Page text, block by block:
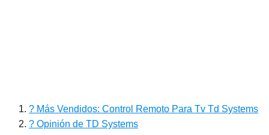
? Más Vendidos: Control Remoto Para Tv Td Systems
? Opinión de TD Systems